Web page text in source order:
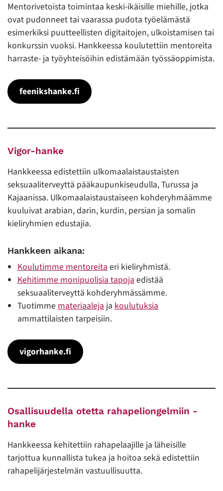
Mentorivetoista toimintaa keski-ikäisille miehille, jotka
ovat pudonneet tai vaarassa pudota työelämästä
esimerkiksi puutteellisten digitaitojen, ulkoistamisen tai
konkurssin vuoksi. Hankkeessa koulutettiin mentoreita
harraste- ja työyhteisöihin edistämään työssäoppimista.
feenikshanke.fi
Vigor-hanke
Hankkeessa edistettiin ulkomaalaistaustaisten
seksuaaliterveyttä pääkaupunkiseudulla, Turussa ja
Kajaanissa. Ulkomaalaistaustaiseen kohderyhmäämme
kuuluivat arabian, darin, kurdin, persian ja somalin
kieliryhmien edustajia.
Hankkeen aikana:
Koulutimme mentoreitaeri kieliryhmistä.
Kehitimme monipuolisia tapojaedistää
seksuaaliterveyttä kohderyhmässämme.
Tuotimme materiaaleja ja koulutuksia
ammattilaisten tarpeisiin.
vigorhanke.fi
Osallisuudella otetta rahapeliongelmiin -
hanke
Hankkeessa kehitettiin rahapelaajille ja läheisille
tarjottua kunnallista tukea ja hoitoa sekä edistettiin
rahapelijärjestelmän vastuullisuutta.